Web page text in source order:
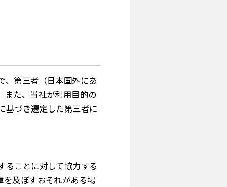
、第三者（日本国外にあ
また、当社が利用目的の
基づき選定した第三者に
ることに対して協力する
及ぼすおそれがある場